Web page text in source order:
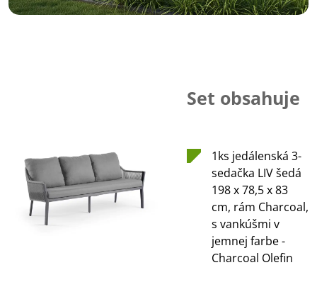
Set obsahuje
1ks jedálenská 3-
sedačka LIV šedá
198 x 78,5 x 83
cm, rám Charcoal,
s vankúšmi v
jemnej farbe -
Charcoal Olefin